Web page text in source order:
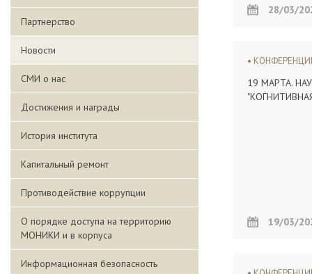
Партнерство
Новости
СМИ о нас
Достижения и награды
История института
Капитальный ремонт
Противодействие коррупции
О порядке доступа на территорию
МОНИКИ и в корпуса
Информационная безопасность
28/03/
19 МАРТА.
19/03/